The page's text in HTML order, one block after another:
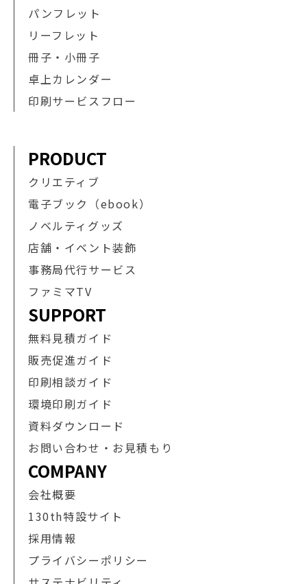
パンフレット
リーフレット
冊子・小冊子
卓上カレンダー
印刷サービスフロー
PRODUCT
クリエティブ
電子ブック（ebook）
ノベルティグッズ
店舗・イベント装飾
事務局代行サービス
ファミマTV
SUPPORT
無料見積ガイド
販売促進ガイド
印刷相談ガイド
環境印刷ガイド
資料ダウンロード
お問い合わせ・お見積もり
COMPANY
会社概要
130th特設サイト
採用情報
プライバシーポリシー